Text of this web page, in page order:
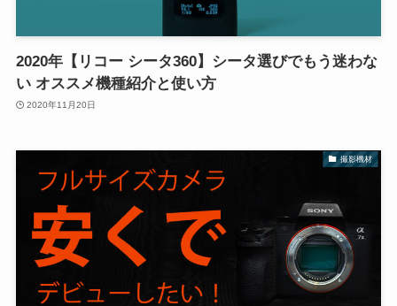
2020年【リコー シータ360】シータ選びでもう迷わな
い オススメ機種紹介と使い方
2020年11月20日
撮影機材